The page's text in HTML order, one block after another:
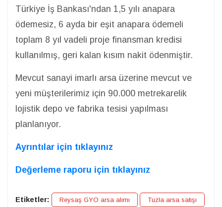
Türkiye İş Bankası'ndan 1,5 yılı anapara
ödemesiz, 6 ayda bir eşit anapara ödemeli
toplam 8 yıl vadeli proje finansman kredisi
kullanılmış, geri kalan kısım nakit ödenmiştir.
Mevcut sanayi imarlı arsa üzerine mevcut ve
yeni müşterilerimiz için 90.000 metrekarelik
lojistik depo ve fabrika tesisi yapılması
planlanıyor.
Ayrıntılar için tıklayınız
Değerleme raporu için tıklayınız
Etiketler: Reysaş GYO arsa alımı Tuzla arsa satışı